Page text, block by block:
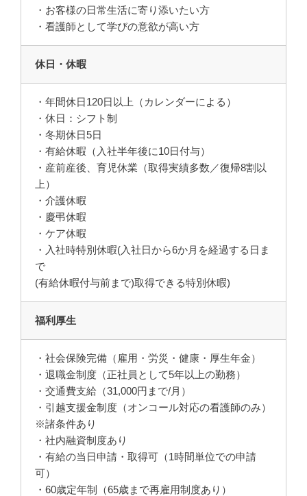
・お客様の日常生活に寄り添いたい方
・看護師として学びの意欲が高い方
休日・休暇
・年間休日120日以上（カレンダーによる）
・休日：シフト制
・冬期休日5日
・有給休暇（入社半年後に10日付与）
・産前産後、育児休業（取得実績多数／復帰8割以
上）
・介護休暇
・慶弔休暇
・ケア休暇
・入社時特別休暇(入社日から6か月を経過する日ま
で
(有給休暇付与前まで)取得できる特別休暇)
福利厚生
・社会保険完備（雇用・労災・健康・厚生年金）
・退職金制度（正社員として5年以上の勤務）
・交通費支給（31,000円まで/月）
・引越支援金制度（オンコール対応の看護師のみ）
※諸条件あり
・社内融資制度あり
・有給の当日申請・取得可（1時間単位での申請
可）
・60歳定年制（65歳まで再雇用制度あり）